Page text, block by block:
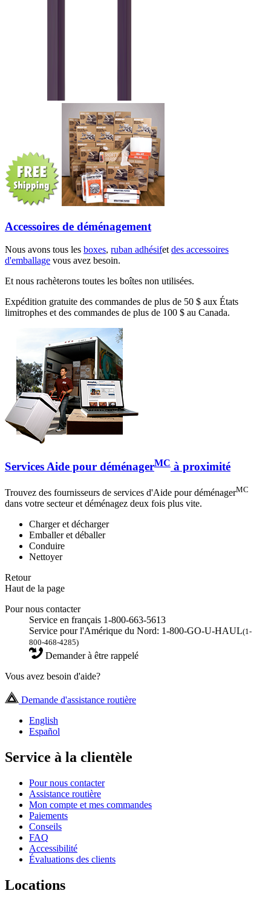
Accessoires de déménagement
Nous avons tous les boxes, ruban adhésifetdes accessoires
d'emballage vous avez besoin.
Et nous rachèterons toutes les boîtes non utilisées.
Expédition gratuite des commandes de plus de 50 $ aux États
limitrophes et des commandes de plus de 100 $ au Canada.
Services Aide pour déménagerMC à proximité
Trouvez des fournisseurs de services d'Aide pour déménagerMC
dans votre secteur et déménagez deux fois plus vite.
Charger et décharger
Emballer et déballer
Conduire
Nettoyer
Retour
Haut de la page
Pour nous contacter
Service en français 1-800-663-5613
Service pour l'Amérique du Nord: 1-800-GO-U-HAUL(1-
800-468-4285)
Demander à être rappelé
Vous avez besoin d'aide?
Demande d'assistance routière
English
Español
Service à la clientèle
Pour nous contacter
Assistance routière
Mon compte et mes commandes
Paiements
Conseils
FAQ
Accessibilité
Évaluations des clients
Locations